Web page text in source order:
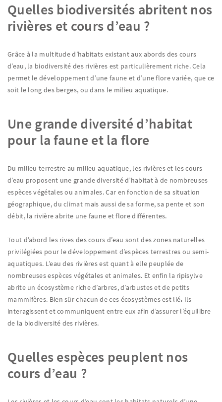
Quelles biodiversités abritent nos
rivières et cours d’eau ?
Grâce à la multitude d’habitats existant aux abords des cours
d’eau, la biodiversité des rivières est particulièrement riche. Cela
permet le développement d’une faune et d’une flore variée, que ce
soit le long des berges, ou dans le milieu aquatique.
Une grande diversité d’habitat
pour la faune et la flore
Du milieu terrestre au milieu aquatique, les rivières et les cours
d’eau proposent une grande diversité d’habitat à de nombreuses
espèces végétales ou animales. Car en fonction de sa situation
géographique, du climat mais aussi de sa forme, sa pente et son
débit, la rivière abrite une faune et flore différentes.
Tout d’abord les rives des cours d’eau sont des zones naturelles
privilégiées pour le développement d’espèces terrestres ou semi-
aquatiques. L’eau des rivières est quant à elle peuplée de
nombreuses espèces végétales et animales. Et enfin la ripisylve
abrite un écosystème riche d’arbres, d’arbustes et de petits
mammifères. Bien sûr chacun de ces écosystèmes est lié. Ils
interagissent et communiquent entre eux afin d’assurer l’équilibre
de la biodiversité des rivières.
Quelles espèces peuplent nos
cours d’eau ?